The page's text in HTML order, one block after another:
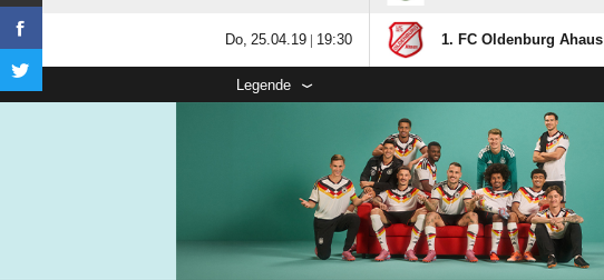
  |  1. FC Oldenburg Ahaus
Legende